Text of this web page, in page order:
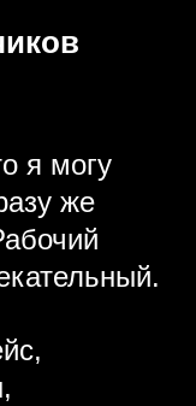
я могу
же